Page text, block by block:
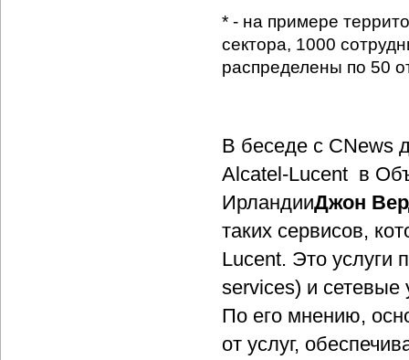
* - на примере
сектора, 1000
распределены по 50
В беседе с СNews
Alcatel-Lucent в
ИрландииДжон
таких сервисов,
Lucent. Это услуги
services) и сетевые
По его мнению,
от услуг,